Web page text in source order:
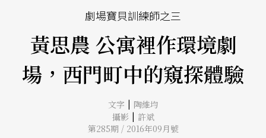
劇場寶貝訓練師之三
黃思農 公寓裡作環境劇
場，西門町中的窺探體驗
文字 | 陶維均
攝影 | 許斌
第285期 / 2016年09月號